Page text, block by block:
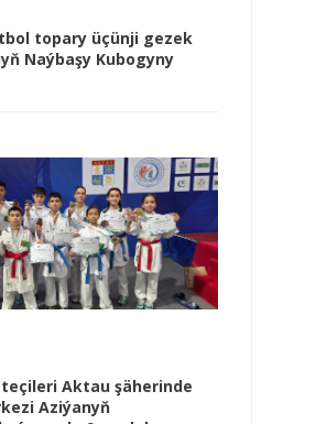
topary üçünji gezek
Naýbaşy Kubogyny
Aktau şäherinde
Aziýanyň